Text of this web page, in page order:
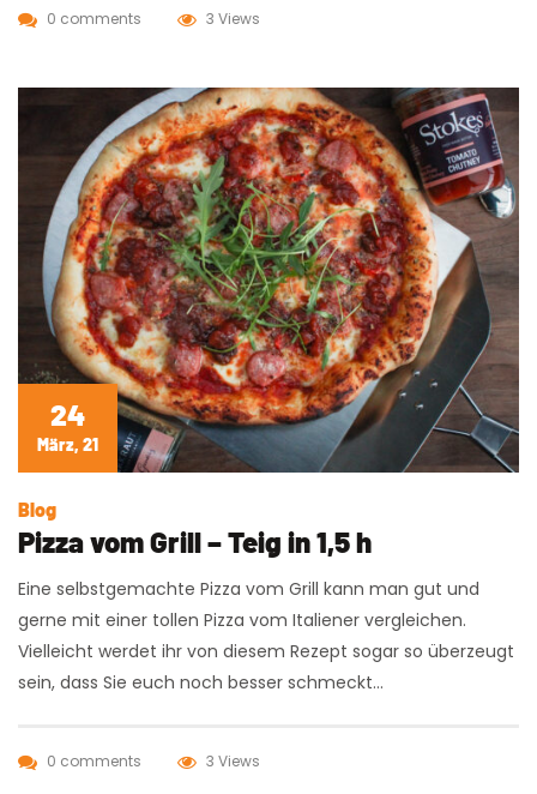
0 comments 3 Views
24
März, 21
Blog
Pizza vom Grill – Teig in 1,5 h
Eine selbstgemachte Pizza vom Grill kann man gut und
gerne mit einer tollen Pizza vom Italiener vergleichen.
Vielleicht werdet ihr von diesem Rezept sogar so überzeugt
sein, dass Sie euch noch besser schmeckt…
0 comments 3 Views